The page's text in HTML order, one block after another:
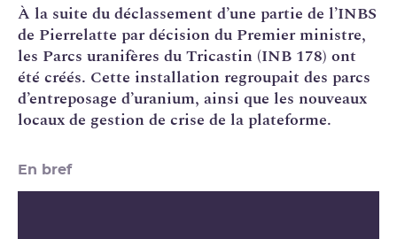
À la suite dudéclassementd’une partie de l’INBS
de Pierrelatte par décision du Premier ministre,
les Parcs uranifères du Tricastin (INB 178) ont
été créés. Cette installation regroupait des parcs
d’entreposage d’uranium, ainsi que les nouveaux
locaux de gestion de crise de la plateforme.
En bref